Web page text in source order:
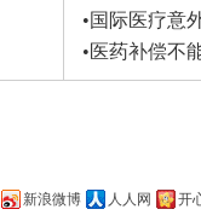
•国际医疗意
•医药补偿不
新浪微博 人人网 开